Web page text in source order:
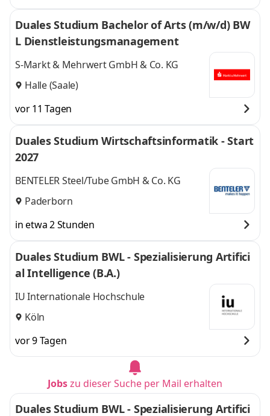
Duales Studium Bachelor of Arts (m/w/d) BW
L Dienstleistungsmanagement
S-Markt & Mehrwert GmbH & Co. KG
Halle (Saale)
vor 11 Tagen
Duales Studium Wirtschaftsinformatik - Start
2027
BENTELER Steel/Tube GmbH & Co. KG
Paderborn
in etwa 2 Stunden
Duales Studium BWL - Spezialisierung Artifici
al Intelligence (B.A.)
IU Internationale Hochschule
Köln
vor 9 Tagen
Jobszu dieser Suche per Mail erhalten
Duales Studium BWL - Spezialisierung Artifici